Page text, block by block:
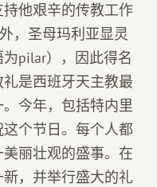
他艰辛的传教工作
，圣母玛利亚显灵
pilar），因此得名
是西班牙天主教最
今年，包括特内里
个节日。每个人都
丽壮观的盛事。在
，并举行盛大的礼